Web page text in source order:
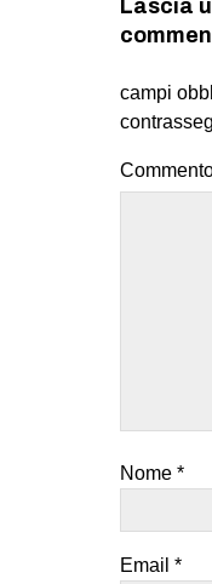
Lascia
campi
Nome *
Email *